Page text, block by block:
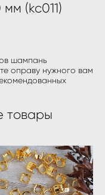
(kc011)
шампань
оправу нужного вам
товары